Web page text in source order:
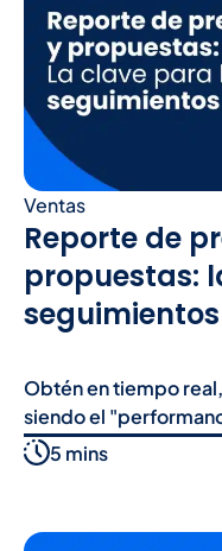
Ventas
Reporte de
propuestas:
Obtén en tiempo
siendo el
5 mins